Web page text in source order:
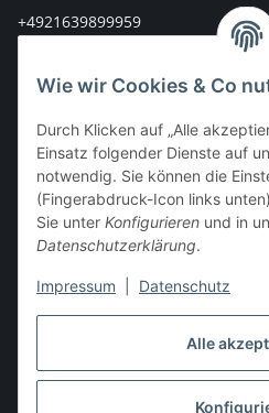
Alle
Wie wir Cookies & Co
Durch Klicken auf „Alle
Einsatz folgender Dienste auf
notwendig. Sie können die
(Fingerabdruck-Icon links
Sie unter Konfigurieren und in
Datenschutzerklärung.
Impressum Datenschutz
+4921639899959
Rechtliches
Mein Konto
Vertrag